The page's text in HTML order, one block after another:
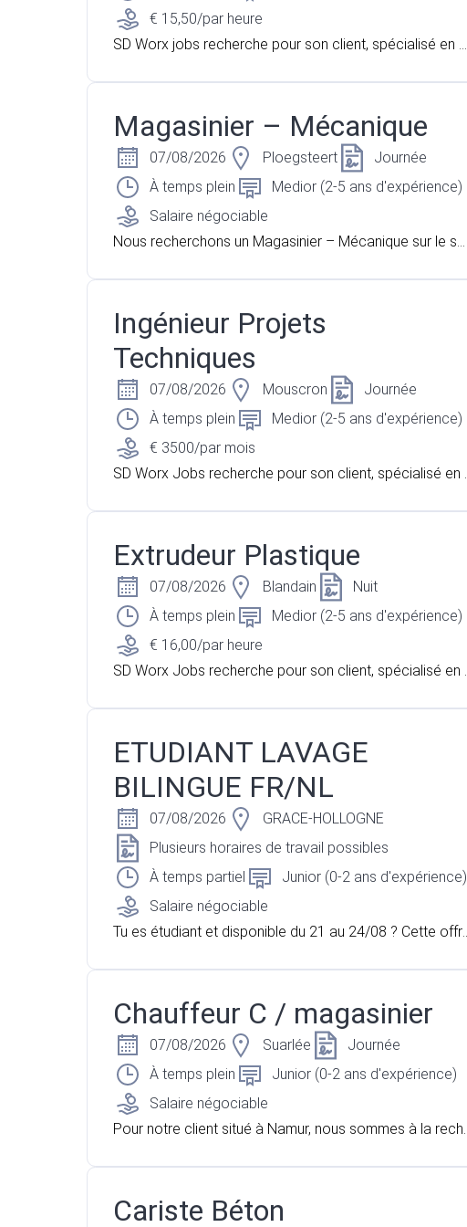
€ 15,50/par heure
SD Worx jobs recherche pour son client, spécialisé en a
Magasinier – Mécanique
07/08/2026 Ploegsteert
Journée
À temps plein
Medior (2-5 ans d'expérience)
Salaire négociable
Nous recherchons un Magasinier – Mécanique sur le se
Ingénieur Projets
Techniques
07/08/2026 Mouscron
Journée
À temps plein
Medior (2-5 ans d'expérience)
€ 3500/par mois
SD Worx Jobs recherche pour son client, spécialisé en a
Extrudeur Plastique
07/08/2026 Blandain
Nuit
À temps plein
Medior (2-5 ans d'expérience)
€ 16,00/par heure
SD Worx Jobs recherche pour son client, spécialisé en e
ETUDIANT LAVAGE
BILINGUE FR/NL
07/08/2026
GRACE-HOLLOGNE
Plusieurs horaires de travail possibles
À temps partiel
Junior (0-2 ans d'expérience)
Salaire négociable
Tu es étudiant et disponible du 21 au 24/08 ? Cette offre
Chauffeur C / magasinier
07/08/2026 Suarlée
Journée
À temps plein
Junior (0-2 ans d'expérience)
Salaire négociable
Pour notre client situé à Namur, nous sommes à la reche
Cariste Béton